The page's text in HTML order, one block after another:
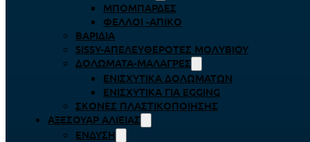
ΜΠΟΜΠΆΡΔΕΣ
ΦΕΛΛΟΊ -ΑΠΊΚΟ
ΒΑΡΊΔΙΑ
SISSY-ΑΠΕΛΕΥΘΕΡΟΤΈΣ ΜΟΛΥΒΙΟΎ
ΔΟΛΏΜΑΤΑ-ΜΑΛΆΓΡΕΣ
ΕΝΙΣΧΥΤΙΚΆ ΔΟΛΩΜΆΤΩΝ
ΕΝΙΣΧΥΤΙΚΆ ΓΙΑ EGGING
ΣΚΌΝΕΣ ΠΛΑΣΤΙΚΟΠΟΊΗΣΗΣ
ΑΞΕΣΟΥΆΡ ΑΛΙΕΊΑΣ
ΈΝΔΥΣΗ